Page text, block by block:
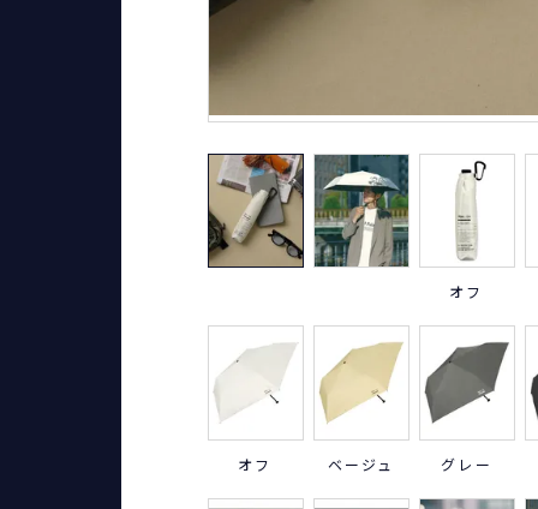
オフ
オフ ベージュ グレー